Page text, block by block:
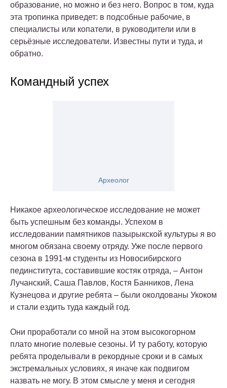
образование, но можно и без него. Вопрос в том, куда
эта тропинка приведет: в подсобные рабочие, в
специалисты или копатели, в руководители или в
серьёзные исследователи. Известны пути и туда, и
обратно.
Командный успех
Археолог
Никакое археологическое исследование не может
быть успешным без команды. Успехом в
исследовании памятников пазырыкской культуры я во
многом обязана своему отряду. Уже после первого
сезона в 1991-м студенты из Новосибирского
пединститута, составившие костяк отряда, – Антон
Лучанский, Саша Павлов, Костя Банников, Лена
Кузнецова и другие ребята – были околдованы Укоком
и стали ездить туда каждый год.
Они проработали со мной на этом высокогорном
плато многие полевые сезоны. И ту работу, которую
ребята проделывали в рекордные сроки и в самых
экстремальных условиях, я иначе как подвигом
назвать не могу. В этом смысле у меня и сегодня